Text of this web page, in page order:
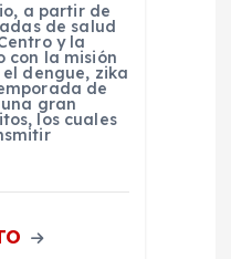
a partir de
de salud
y la
con la misión
dengue, zika
de
gran
los cuales